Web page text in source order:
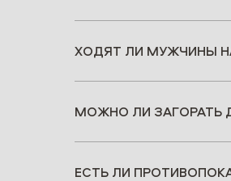
ХОДЯТ ЛИ МУЖЧИНЫ
МОЖНО ЛИ ЗАГОРАТЬ
ЕСТЬ ЛИ